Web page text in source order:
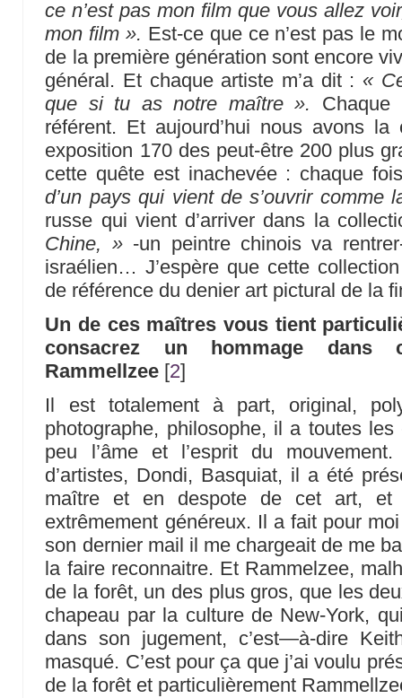
ce n’est pas mon film que vous allez
mon film ». Est-ce que ce n’est pas le
de la première génération sont encore
général. Et chaque artiste m’a dit : «
que si tu as notre maître ». Chaque
référent. Et aujourd’hui nous avons la
exposition 170 des peut-être 200 plus
cette quête est inachevée : chaque
d’un pays qui vient de s’ouvrir comme
russe qui vient d’arriver dans la
Chine, »-un peintre chinois va
israélien… J’espère que cette
de référence du denier art pictural de la
Un de ces maîtres vous tient
consacrez un hommage dans
Rammellzee [2]
Il est totalement à part, original,
photographe, philosophe, il a toutes
peu l’âme et l’esprit du
d’artistes, Dondi, Basquiat, il a été
maître et en despote de cet art,
extrêmement généreux. Il a fait pour
son dernier mail il me chargeait de me
la faire reconnaitre. Et Rammelzee,
de la forêt, un des plus gros, que les
chapeau par la culture de New-York,
dans son jugement, c’est—à-dire
masqué. C’est pour ça que j’ai voulu
de la forêt et particulièrement